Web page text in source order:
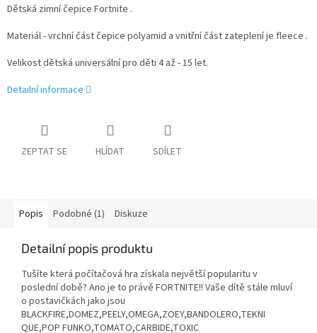
Dětská zimní čepice Fortnite .
Materiál - vrchní část čepice polyamid a vnitřní část zateplení je fleece .
Velikost dětská universální pro děti 4 až - 15 let.
Detailní informace
ZEPTAT SE HLÍDAT SDÍLET
Popis Podobné (1) Diskuze
Detailní popis produktu
Tušíte která počítačová hra získala největší popularitu v
poslední době? Ano je to právě FORTNITE!! Vaše dítě stále mluví
o postavičkách jako jsou
BLACKFIRE,DOMEZ,PEELY,OMEGA,ZOEY,BANDOLERO,TEKNI
QUE,POP FUNKO,TOMATO,CARBIDE,TOXIC